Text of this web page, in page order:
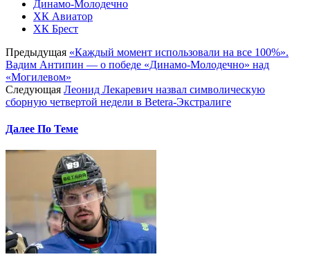
Динамо-Молодечно
ХК Авиатор
ХК Брест
Предыдущая «Каждый момент использовали на все 100%».
Вадим Антипин — о победе «Динамо-Молодечно» над
«Могилевом»
Следующая Леонид Лекаревич назвал символическую
сборную четвертой недели в Betera-Экстралиге
Далее По Теме